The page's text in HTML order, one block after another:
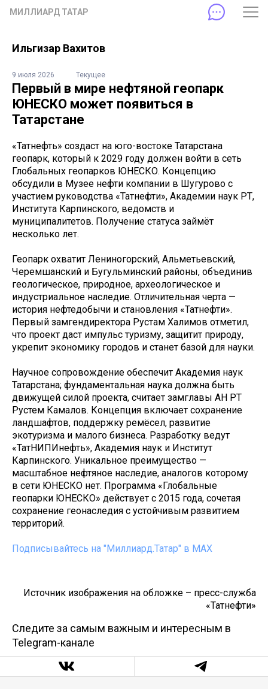
МИЛЛИАРД ТАТАР
Ильгизар Вахитов
9 июля 2026 Текущее
Первый в мире нефтяной геопарк
ЮНЕСКО может появиться в
Татарстане
«Татнефть» создаст на юго-востоке Татарстана
геопарк, который к 2029 году должен войти в сеть
Глобальных геопарков ЮНЕСКО. Концепцию
обсудили в Музее нефти компании в Шугурово с
участием руководства «Татнефти», Академии наук РТ,
Института Карпинского, ведомств и
муниципалитетов. Получение статуса займёт
несколько лет.
Геопарк охватит Лениногорский, Альметьевский,
Черемшанский и Бугульминский районы, объединив
геологическое, природное, археологическое и
индустриальное наследие. Отличительная черта —
история нефтедобычи и становления «Татнефти».
Первый замгендиректора Рустам Халимов отметил,
что проект даст импульс туризму, защитит природу,
укрепит экономику городов и станет базой для науки.
Научное сопровождение обеспечит Академия наук
Татарстана; фундаментальная наука должна быть
движущей силой проекта, считает замглавы АН РТ
Рустем Камалов. Концепция включает сохранение
ландшафтов, поддержку ремёсел, развитие
экотуризма и малого бизнеса. Разработку ведут
«ТатНИПИнефть», Академия наук и Институт
Карпинского. Уникальное преимущество —
масштабное нефтяное наследие, аналогов которому
в сети ЮНЕСКО нет. Программа «Глобальные
геопарки ЮНЕСКО» действует с 2015 года, сочетая
сохранение геонаследия с устойчивым развитием
территорий.
Подписывайтесь на "Миллиард.Татар" в МАХ
Источник изображения на обложке – пресс-служба
«Татнефти»
Следите за самым важным и интересным в
Telegram-канале